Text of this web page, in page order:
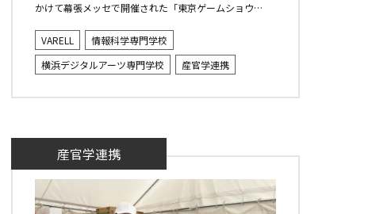
かけて幕張メッセで開催された「東京ゲームショウ
やCG・イラ...
VARELL
情報科学専門学校
横浜デジタルアーツ専門学校
産官学連携
産官学連携